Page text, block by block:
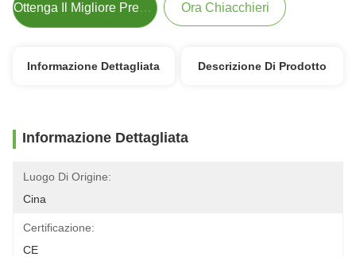
Ottenga Il Migliore Prezzo Ora Chiacchieri
Informazione Dettagliata Descrizione Di Prodotto
Informazione Dettagliata
Luogo Di Origine:
Cina
Certificazione:
CE